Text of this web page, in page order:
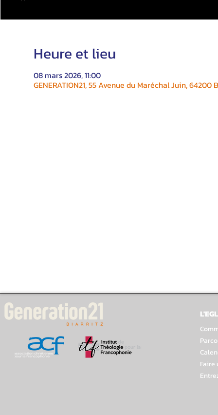
Heure et lieu
08 mars 2026, 11:00
GENERATION21, 55 Avenue du Maréchal Juin, 64200
Faire